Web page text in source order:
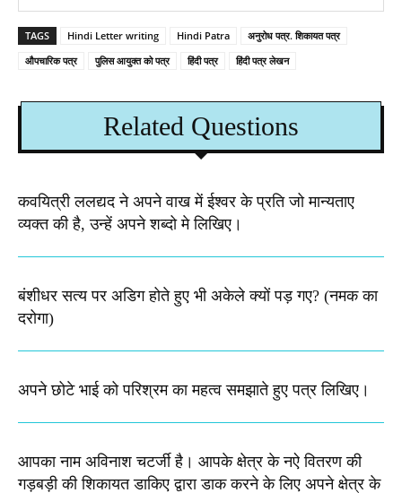
TAGS Hindi Letter writing Hindi Patra
अनुरोध पत्र. शिकायत पत्र
औपचारिक पत्र
पुलिस आयुक्त को पत्र हिंदी पत्र हिंदी पत्र लेखन
Related Questions
कवयित्री ललद्यद ने अपने वाख में ईश्वर के प्रति जो मान्यताए
व्यक्त की है, उन्हें अपने शब्दो मे लिखिए।
बंशीधर सत्य पर अडिग होते हुए भी अकेले क्यों पड़ गए? (नमक का
दरोगा)
अपने छोटे भाई को परिश्रम का महत्व समझाते हुए पत्र लिखिए।
आपका नाम अविनाश चटर्जी है। आपके क्षेत्र के नऐ वितरण की
गड़बड़ी की शिकायत डाकिए द्वारा डाक करने के लिए अपने क्षेत्र के